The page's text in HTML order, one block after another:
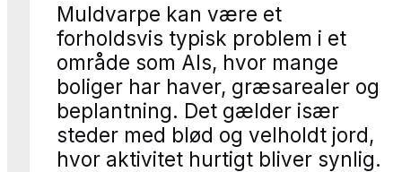
Muldvarpe kan være et
forholdsvis typisk problem i et
område som Als, hvor mange
boliger har haver, græsarealer og
beplantning. Det gælder især
steder med blød og velholdt jord,
hvor aktivitet hurtigt bliver synlig.